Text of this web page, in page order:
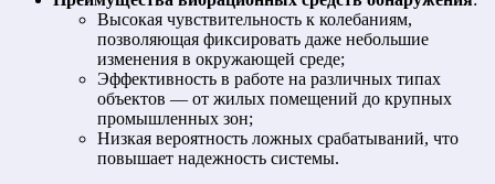
Высокая чувствительность к колебаниям,
позволяющая фиксировать даже небольшие
изменения в окружающей среде;
Эффективность в работе на различных типах
объектов — от жилых помещений до крупных
промышленных зон;
Низкая вероятность ложных срабатываний, что
повышает надежность системы.